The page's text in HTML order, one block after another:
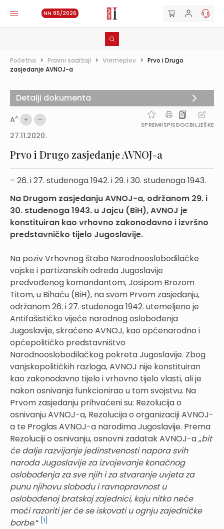
NN 85/2026
Početna > Pravni sadržaji > Vremeplov > Prvo i Drugo
zasjedanje AVNOJ-a
AA
SPREMIISPISDOCBILJEŠKE
27.11.2020.
Prvo i Drugo zasjedanje AVNOJ-a
– 26. i 27. studenoga 1942. i 29. i 30. studenoga 1943.
Na Drugom zasjedanju AVNOJ-a, održanom 29. i
30. studenoga 1943. u Jajcu (BiH), AVNOJ je
konstituiran kao vrhovno zakonodavno i izvršno
predstavničko tijelo Jugoslavije.
Na poziv Vrhovnog štaba Narodnooslobodilačke
vojske i partizanskih odreda Jugoslavije
predvođenog komandantom, Josipom Brozom
Titom, u Bihaću (BiH), na svom Prvom zasjedanju,
održanom 26. i 27. studenoga 1942. utemeljeno je
Antifašističko vijeće narodnog oslobođenja
Jugoslavije, skraćeno AVNOJ, kao općenarodno i
općepolitičko predstavništvo
Narodnooslobodilačkog pokreta Jugoslavije. Zbog
vanjskopolitičkih razloga, AVNOJ nije konstituiran
kao zakonodavno tijelo i vrhovno tijelo vlasti, ali je
nakon osnivanja funkcionirao u tom svojstvu. Na
Prvom zasjedanju prihvaćeni su: Rezolucija o
osnivanju AVNOJ-a, Rezolucija o organizaciji AVNOJ-
a te Proglas AVNOJ-a narodima Jugoslavije. Prema
Rezoluciji o osnivanju, osnovni zadatak AVNOJ-a „bit
će dalje razvijanje jedinstvenosti napora svih
naroda Jugoslavije za izvojevanje konačnog
oslobođenja za sve njih i za stvaranje uvjeta za
punu njihovu slobodu i ravnopravnost u
oslobođenoj bratskoj zajednici, koju nitko neće
moći razoriti jer će se iskovati u ognju zajedničke
borbe.“ [1]
Detalji dokumenta